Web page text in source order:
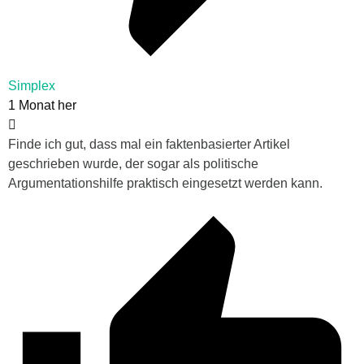
Simplex
1 Monat her
Finde ich gut, dass mal ein faktenbasierter Artikel
geschrieben wurde, der sogar als politische
Argumentationshilfe praktisch eingesetzt werden kann.